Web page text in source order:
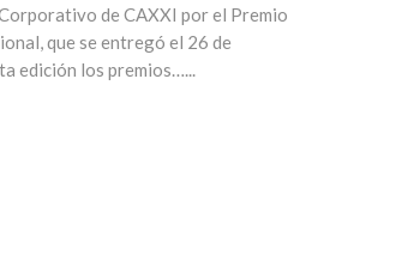
de CAXXI por el Premio
que se entregó el 26 de
edición los premios…...